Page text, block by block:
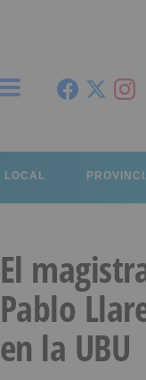
LOCAL
El
Pablo
en la UBU